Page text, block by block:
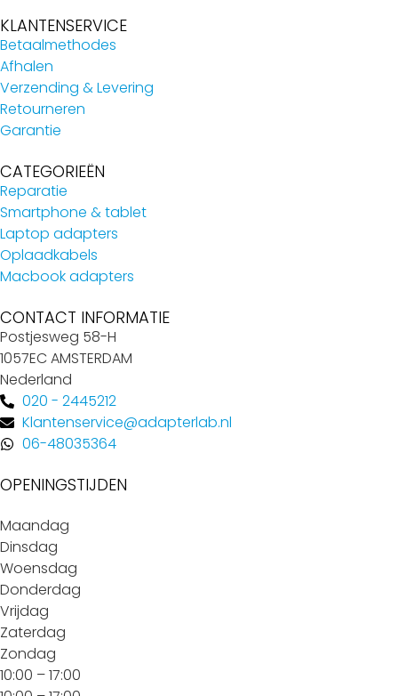
KLANTENSERVICE
Betaalmethodes
Afhalen
Verzending & Levering
Retourneren
Garantie
CATEGORIEËN
Reparatie
Smartphone & tablet
Laptop adapters
Oplaadkabels
Macbook adapters
CONTACT INFORMATIE
Postjesweg 58-H
1057EC AMSTERDAM
Nederland
020 - 2445212
Klantenservice@adapterlab.nl
06-48035364
OPENINGSTIJDEN
Maandag
Dinsdag
Woensdag
Donderdag
Vrijdag
Zaterdag
Zondag
10:00 – 17:00